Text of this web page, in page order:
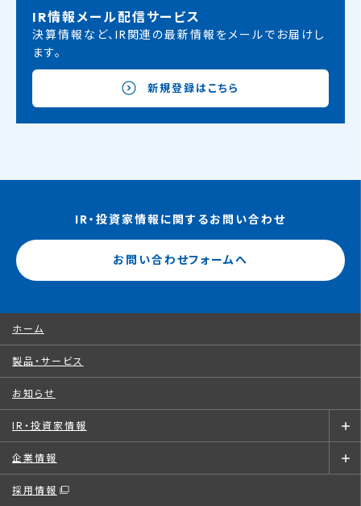
IR情報メール配信サービス
決算情報など、IR関連の最新情報をメールでお届けし
ます。
新規登録はこちら
IR・投資家情報に関するお問い合わせ
お問い合わせフォームへ
ホーム
製品・サービス
お知らせ
IR・投資家情報
企業情報
採用情報